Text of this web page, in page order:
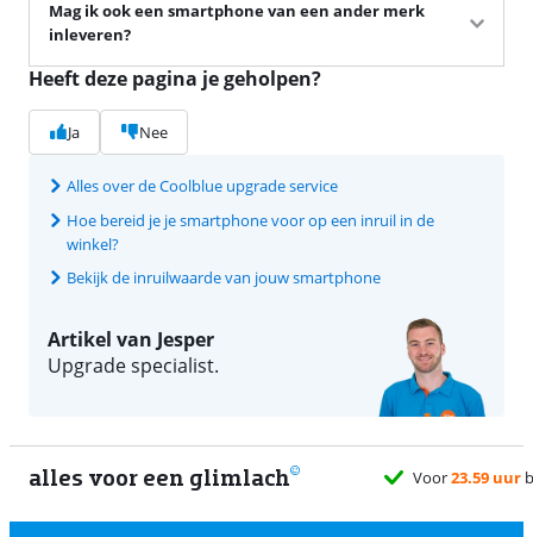
Mag ik ook een smartphone van een ander merk
inleveren?
Heeft deze pagina je geholpen?
Ja Nee
Alles over de Coolblue upgrade service
Hoe bereid je je smartphone voor op een inruil in de
winkel?
Bekijk de inruilwaarde van jouw smartphone
Artikel van Jesper
Upgrade specialist.
alles voor een glimlach